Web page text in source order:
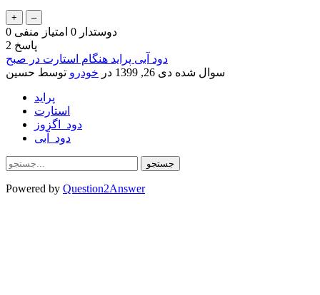
0 دوستدار 0 امتیاز منفی
2 پاسخ
دود آبی پراید هنگام استارت در صبح
سوال شده دی 26, 1399 در خودرو توسط حسین
پراید
استارت
دود_اگزوز
دود_آبی
Powered by Question2Answer